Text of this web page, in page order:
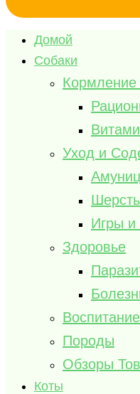
Домой
Собаки
Кормление
Уход и
Игры и
Здоровье
Породы
Обзоры
Коты